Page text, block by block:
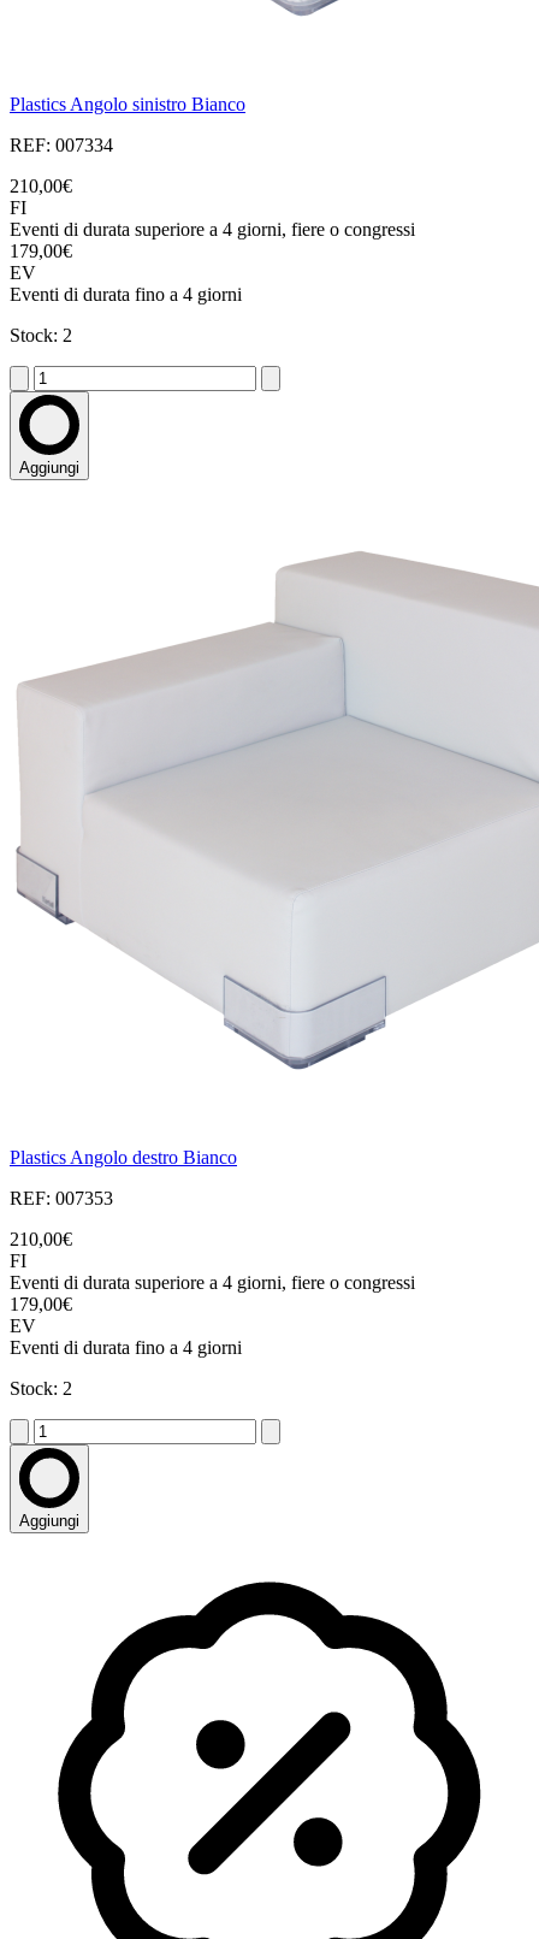
Plastics Angolo sinistro Bianco
REF: 007334
210,00€
FI
Eventi di durata superiore a 4 giorni, fiere o congressi
179,00€
EV
Eventi di durata fino a 4 giorni
Stock: 2
Aggiungi
Plastics Angolo destro Bianco
REF: 007353
210,00€
FI
Eventi di durata superiore a 4 giorni, fiere o congressi
179,00€
EV
Eventi di durata fino a 4 giorni
Stock: 2
Aggiungi